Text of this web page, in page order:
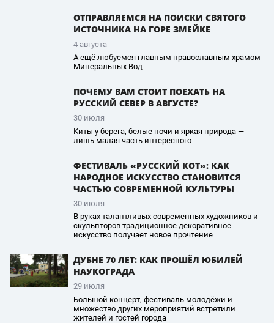
ОТПРАВЛЯЕМСЯ НА ПОИСКИ СВЯТОГО
ИСТОЧНИКА НА ГОРЕ ЗМЕЙКЕ
4 августа
А ещё любуемся главным православным храмом
Минеральных Вод
ПОЧЕМУ ВАМ СТОИТ ПОЕХАТЬ НА
РУССКИЙ СЕВЕР В АВГУСТЕ?
30 июля
Киты у берега, белые ночи и яркая природа —
лишь малая часть интересного
ФЕСТИВАЛЬ «РУССКИЙ КОТ»: КАК
НАРОДНОЕ ИСКУССТВО СТАНОВИТСЯ
ЧАСТЬЮ СОВРЕМЕННОЙ КУЛЬТУРЫ
30 июля
В руках талантливых современных художников и
скульпторов традиционное декоративное
искусство получает новое прочтение
ДУБНЕ 70 ЛЕТ: КАК ПРОШЁЛ ЮБИЛЕЙ
НАУКОГРАДА
29 июля
Большой концерт, фестиваль молодёжи и
множество других мероприятий встретили
жителей и гостей города